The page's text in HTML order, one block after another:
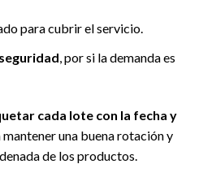
para cubrir el servicio.
, por si la demanda es
cada lote con la fecha y
una buena rotación y
de los productos.